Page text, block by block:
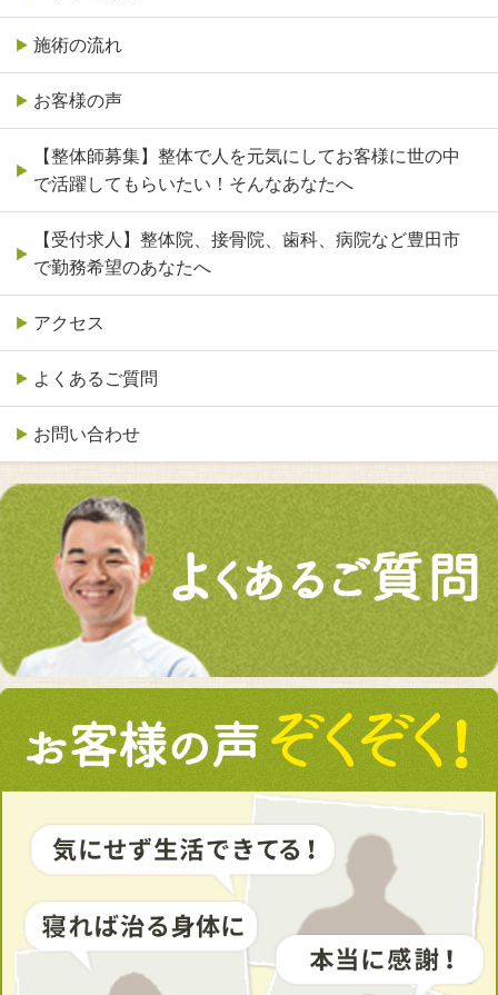
施術の流れ
お客様の声
【整体師募集】整体で人を元気にしてお客様に世の中
で活躍してもらいたい！そんなあなたへ
【受付求人】整体院、接骨院、歯科、病院など豊田市
で勤務希望のあなたへ
アクセス
よくあるご質問
お問い合わせ